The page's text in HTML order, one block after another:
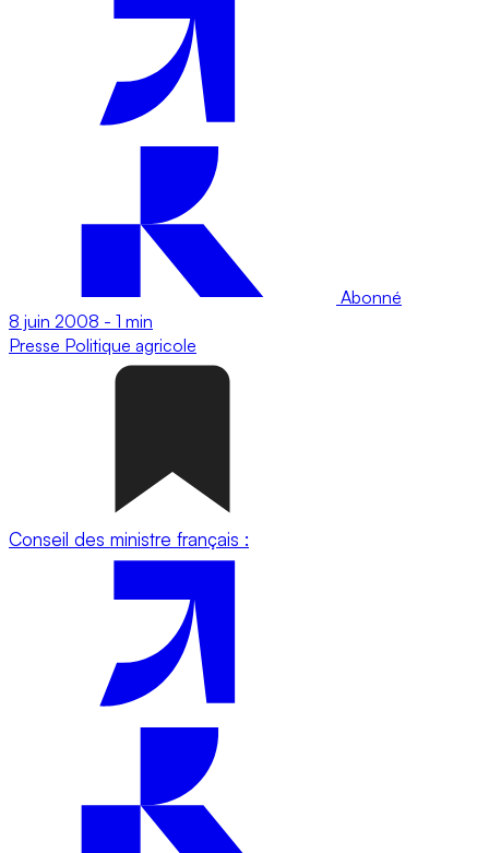
Abonné
8 juin 2008 - 1 min
Presse Politique agricole
Conseil des ministre français :